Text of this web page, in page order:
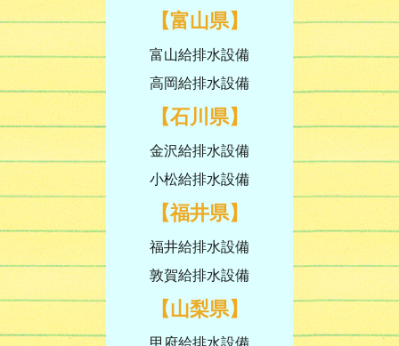
【富山県】
富山給排水設備
高岡給排水設備
【石川県】
金沢給排水設備
小松給排水設備
【福井県】
福井給排水設備
敦賀給排水設備
【山梨県】
甲府給排水設備